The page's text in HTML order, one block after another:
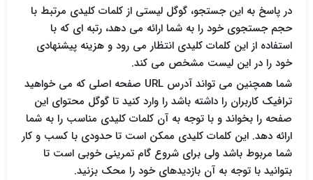
در پاسخ به این جستجو، گوگل لیستی از کلمات کلیدی مرتبط با
حجم جستجوی خود را به شما ارائه می دهد، رتبه ای که با
استفاده از این کلمات کلیدی انتظار می رود و هزینه پیشنهادی
خود را در این لیست مشخص می کند.
شما همچنین می تواند آدرس URL صفحه اصلی که می خواهید
ترافیک کاربران را داشته باشد را وارد کنید تا گوگل محتوای این
صفحه را بخواند و با توجه به آن کلمات کلیدی مناسب را به شما
ارائه دهد. این کلمات کلیدی ممکن است تا حدودی با کسب و کار
شما مربوط باشد ولی برای شروع گام تمرینی خوبی است تا
بتوانید با توجه به آن بازدیدهای خود را محک بزنید.